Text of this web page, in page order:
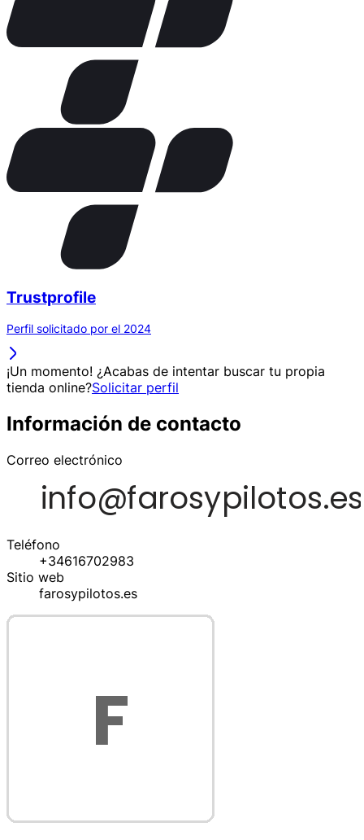
Trustprofile
Perfil solicitado por el 2024
¡Un momento! ¿Acabas de intentar buscar tu propia
tienda online?Solicitar perfil
Información de contacto
Correo electrónico
Teléfono
+34616702983
Sitio web
farosypilotos.es